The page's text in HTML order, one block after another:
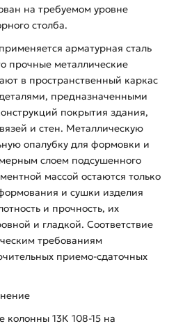
на требуемом уровне
столба.
арматурная сталь
прочные металлические
в пространственный каркас
предназначенными
покрытия здания,
и стен. Металлическую
опалубку для формовки и
слоем подсушенного
массой остаются только
и сушки изделия
и прочность, их
и гладкой. Соответствие
требованиям
приемо-сдаточных
колонны 13К 108-15 на